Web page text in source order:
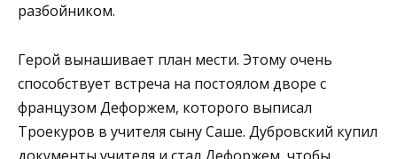
разбойником.
Герой вынашивает план мести. Этому очень
способствует встреча на постоялом дворе с
французом Дефоржем, которого выписал
Троекуров в учителя сыну Саше. Дубровский купил
документы учителя и стал Дефоржем, чтобы,